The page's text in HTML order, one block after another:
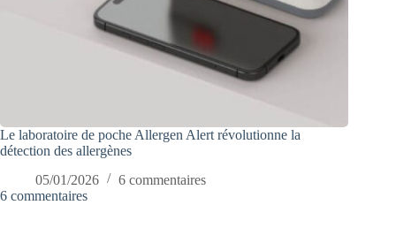
Le laboratoire de poche Allergen Alert révolutionne la
détection des allergènes
05/01/2026
6 commentaires
6 commentaires